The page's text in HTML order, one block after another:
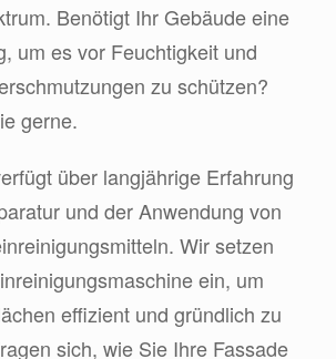
Benötigt Ihr Gebäude eine
um es vor Feuchtigkeit und
zu schützen?
gerne.
über langjährige Erfahrung
und der Anwendung von
Wir setzen
ein, um
effizient und gründlich zu
sich, wie Sie Ihre Fassade